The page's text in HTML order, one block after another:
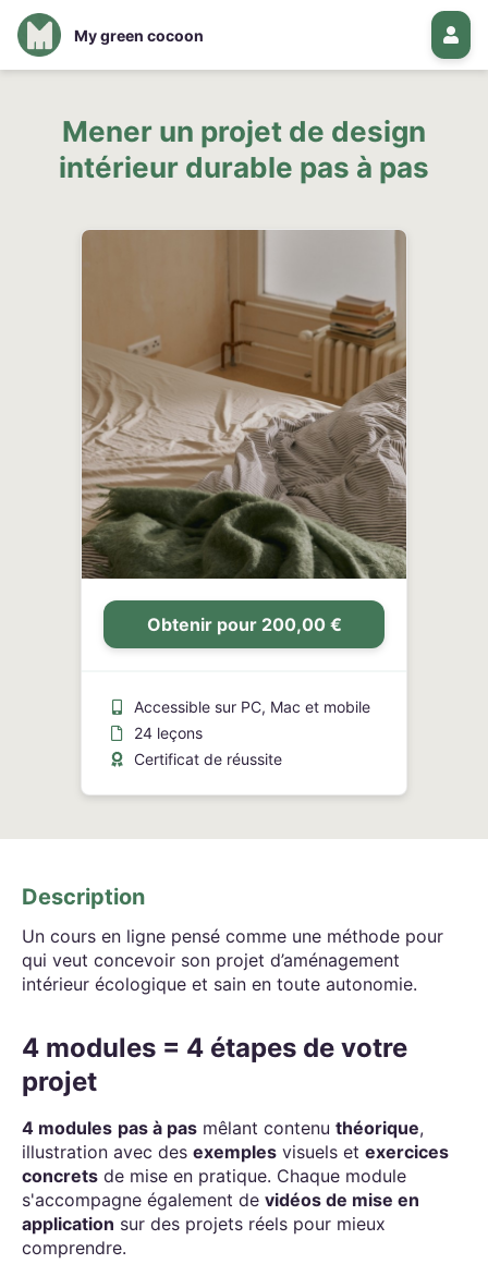
My green cocoon
Mener un projet de design
intérieur durable pas à pas
Obtenir pour 200,00 €
Accessible sur PC, Mac et mobile
24 leçons
Certificat de réussite
Description
Un cours en ligne pensé comme une méthode pour
qui veut concevoir son projet d’aménagement
intérieur écologique et sain en toute autonomie.
4 modules = 4 étapes de votre
projet
4 modules pas à pas mêlant contenu théorique,
illustration avec des exemples visuels et exercices
concrets de mise en pratique. Chaque module
s'accompagne également de vidéos de mise en
application sur des projets réels pour mieux
comprendre.